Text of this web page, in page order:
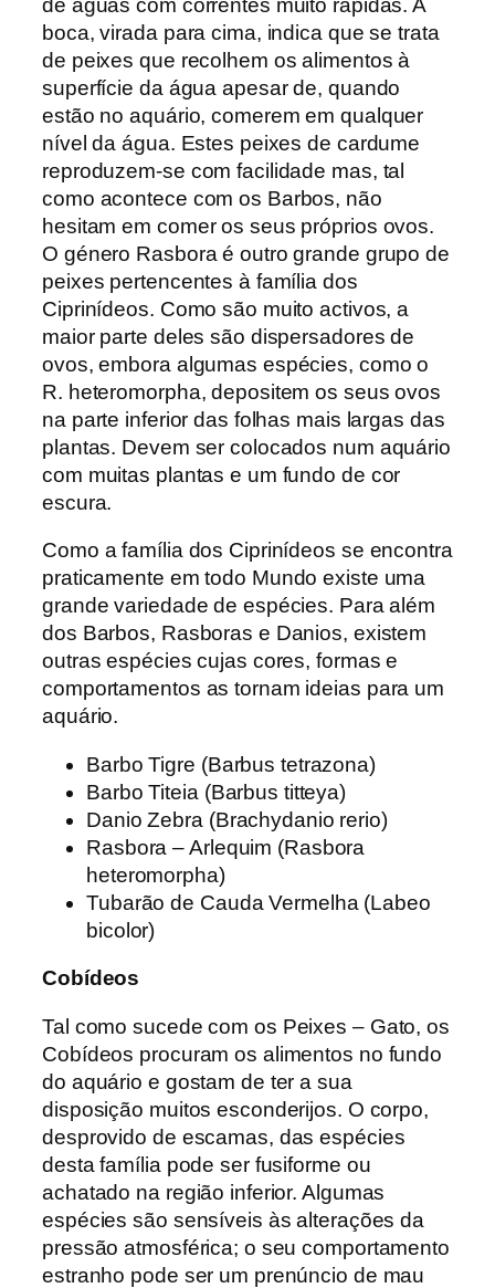
de águas com correntes muito rápidas. A
boca, virada para cima, indica que se trata
de peixes que recolhem os alimentos à
superfície da água apesar de, quando
estão no aquário, comerem em qualquer
nível da água. Estes peixes de cardume
reproduzem-se com facilidade mas, tal
como acontece com os Barbos, não
hesitam em comer os seus próprios ovos.
O género Rasbora é outro grande grupo de
peixes pertencentes à família dos
Ciprinídeos. Como são muito activos, a
maior parte deles são dispersadores de
ovos, embora algumas espécies, como o
R. heteromorpha, depositem os seus ovos
na parte inferior das folhas mais largas das
plantas. Devem ser colocados num aquário
com muitas plantas e um fundo de cor
escura.
Como a família dos Ciprinídeos se encontra
praticamente em todo Mundo existe uma
grande variedade de espécies. Para além
dos Barbos, Rasboras e Danios, existem
outras espécies cujas cores, formas e
comportamentos as tornam ideias para um
aquário.
Barbo Tigre (Barbus tetrazona)
Barbo Titeia (Barbus titteya)
Danio Zebra (Brachydanio rerio)
Rasbora – Arlequim (Rasbora
heteromorpha)
Tubarão de Cauda Vermelha (Labeo
bicolor)
Cobídeos
Tal como sucede com os Peixes – Gato, os
Cobídeos procuram os alimentos no fundo
do aquário e gostam de ter a sua
disposição muitos esconderijos. O corpo,
desprovido de escamas, das espécies
desta família pode ser fusiforme ou
achatado na região inferior. Algumas
espécies são sensíveis às alterações da
pressão atmosférica; o seu comportamento
estranho pode ser um prenúncio de mau